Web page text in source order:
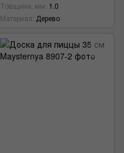
Товщина, мм 1.0
Материал Дерево